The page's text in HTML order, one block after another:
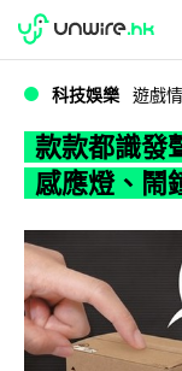
WWDC 2026
科技娛樂 遊戲
款款都識發
感應燈、鬧